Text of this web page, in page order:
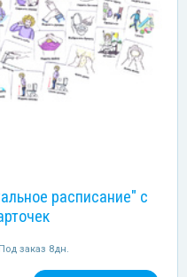
расписание" с
Под заказ 8дн.